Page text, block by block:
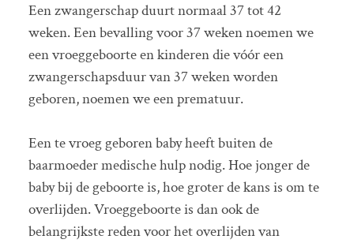
Een zwangerschap duurt normaal 37 tot 42
weken. Een bevalling voor 37 weken noemen we
een vroeggeboorte en kinderen die vóór een
zwangerschapsduur van 37 weken worden
geboren, noemen we een prematuur.
Een te vroeg geboren baby heeft buiten de
baarmoeder medische hulp nodig. Hoe jonger de
baby bij de geboorte is, hoe groter de kans is om te
overlijden. Vroeggeboorte is dan ook de
belangrijkste reden voor het overlijden van